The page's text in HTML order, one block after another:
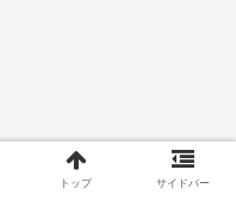
トップ サイドバー